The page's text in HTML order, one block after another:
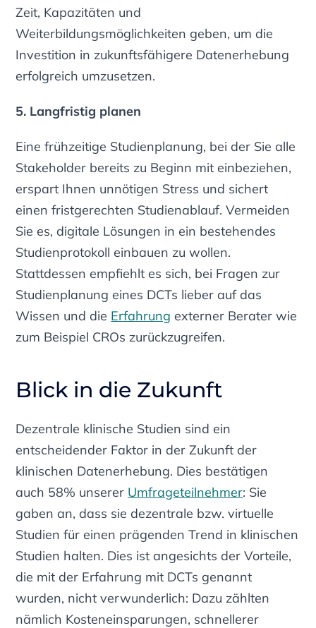
Zeit, Kapazitäten und
Weiterbildungsmöglichkeiten geben, um die
Investition in zukunftsfähigere Datenerhebung
erfolgreich umzusetzen.
5. Langfristig planen
Eine frühzeitige Studienplanung, bei der Sie alle
Stakeholder bereits zu Beginn mit einbeziehen,
erspart Ihnen unnötigen Stress und sichert
einen fristgerechten Studienablauf. Vermeiden
Sie es, digitale Lösungen in ein bestehendes
Studienprotokoll einbauen zu wollen.
Stattdessen empfiehlt es sich, bei Fragen zur
Studienplanung eines DCTs lieber auf das
Wissen und die Erfahrung externer Berater wie
zum Beispiel CROs zurückzugreifen.
Blick in die Zukunft
Dezentrale klinische Studien sind ein
entscheidender Faktor in der Zukunft der
klinischen Datenerhebung. Dies bestätigen
auch 58% unserer Umfrageteilnehmer: Sie
gaben an, dass sie dezentrale bzw. virtuelle
Studien für einen prägenden Trend in klinischen
Studien halten. Dies ist angesichts der Vorteile,
die mit der Erfahrung mit DCTs genannt
wurden, nicht verwunderlich: Dazu zählten
nämlich Kosteneinsparungen, schnellerer